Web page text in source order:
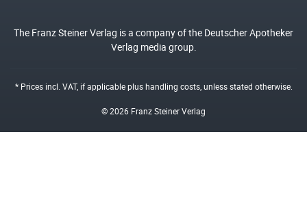
The Franz Steiner Verlag is a company of the Deutscher Apotheker
Verlag media group.
* Prices incl. VAT, if applicable plushandling costs, unless stated otherwise.
© 2026 Franz Steiner Verlag